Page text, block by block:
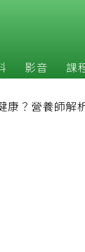
影音 課
康？營養師解